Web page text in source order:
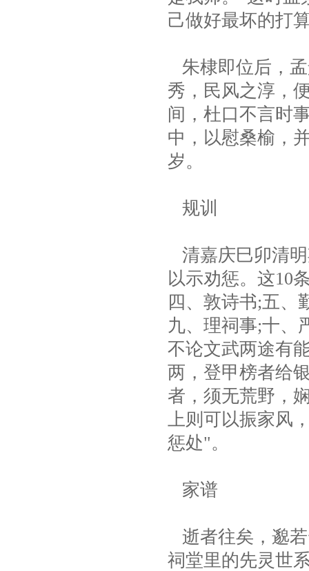
己做好最坏的打
朱棣即位后，
秀，民风之淳，
间，杜口不言时
中，以慰桑榆，
岁。
规训
清嘉庆巳卯清
以示劝惩。这10
四、敦诗书;五、
九、理祠事;十、
不论文武两途有
两，登甲榜者给
者，须无荒野，
上则可以振家风
惩处"。
家谱
逝者往矣，邈
祠堂里的先灵世